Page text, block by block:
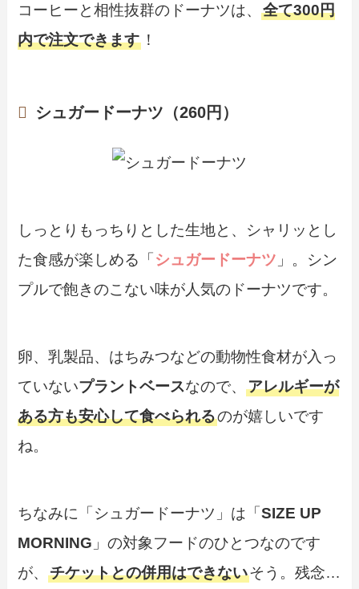
コーヒーと相性抜群のドーナツは、全て300円
内で注文できます ！
シュガードーナツ（260円）
しっとりもっちりとした生地と、シャリッとし
た食感が楽しめる「 シュガードーナツ 」。シン
プルで飽きのこない味が人気のドーナツです。
卵、乳製品、はちみつなどの動物性食材が入っ
ていないプラントベースなので、アレルギーが
ある方も安心して食べられるのが嬉しいです
ね。
ちなみに「シュガードーナツ」は「SIZE UP
MORNING 」の対象フードのひとつなのです
が、チケットとの併用はできないそう。残念…